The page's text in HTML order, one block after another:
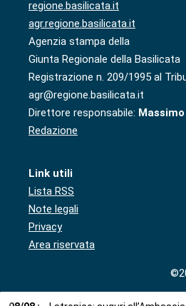
regione.basilicata.it
agr.regione.basilicata.it
Agenzia stampa della
Giunta Regionale della Basilicata
Registrazione n. 209/1995 al
agr@regione.basilicata.it
Direttore responsabile:
Redazione
Link utili
Lista RSS
Note legali
Privacy
Area riservata